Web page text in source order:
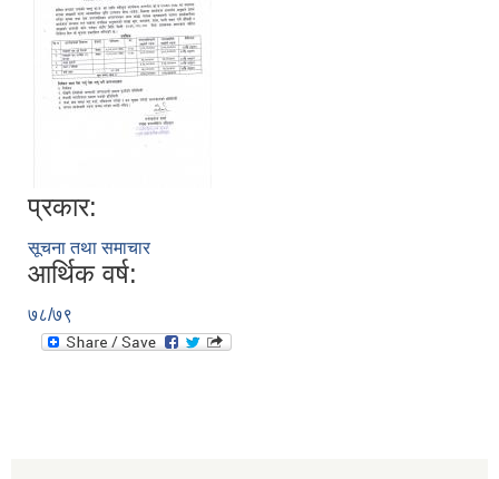
प्रकार:
सूचना तथा समाचार
आर्थिक वर्ष:
७८/७९